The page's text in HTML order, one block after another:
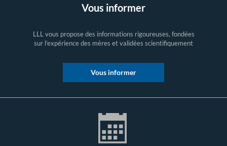
Vous informer
LLL vous propose des informations rigoureuses, fondées
sur l’expérience des mères et validées scientifiquement
Vous informer